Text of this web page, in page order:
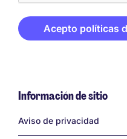
Información de sitio
Aviso de privacidad